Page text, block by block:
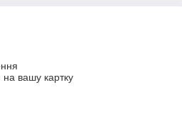
на вашу картку